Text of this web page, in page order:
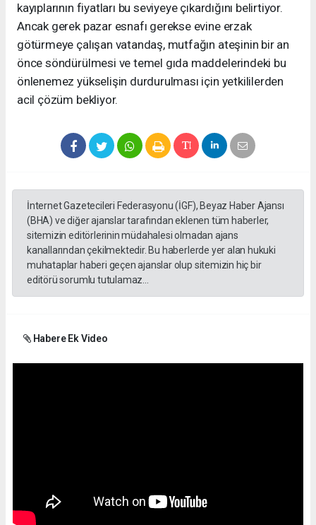
kayıplarının fiyatları bu seviyeye çıkardığını belirtiyor.
Ancak gerek pazar esnafı gerekse evine erzak
götürmeye çalışan vatandaş, mutfağın ateşinin bir an
önce söndürülmesi ve temel gıda maddelerindeki bu
önlenemez yükselişin durdurulması için yetkililerden
acil çözüm bekliyor.
İnternet Gazetecileri Federasyonu (İGF), Beyaz Haber Ajansı
(BHA) ve diğer ajanslar tarafından eklenen tüm haberler,
sitemizin editörlerinin müdahalesi olmadan ajans
kanallarından çekilmektedir. Bu haberlerde yer alan hukuki
muhataplar haberi geçen ajanslar olup sitemizin hiç bir
editörü sorumlu tutulamaz...
Habere Ek Video